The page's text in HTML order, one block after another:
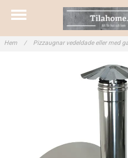
Hem / Pizzaugnar vedeldade eller med